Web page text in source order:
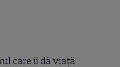
care îi dă viaţă